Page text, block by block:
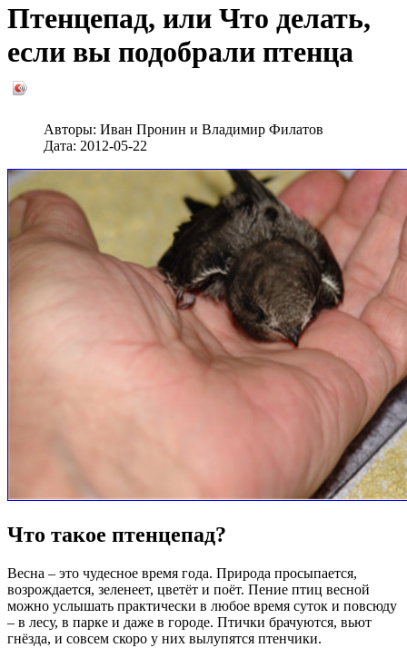
Птенцепад, или Что делать,
если вы подобрали птенца
Авторы: Иван Пронин и Владимир Филатов
Дата: 2012-05-22
Что такое птенцепад?
Весна – это чудесное время года. Природа просыпается,
возрождается, зеленеет, цветёт и поёт. Пение птиц весной
можно услышать практически в любое время суток и повсюду
– в лесу, в парке и даже в городе. Птички брачуются, вьют
гнёзда, и совсем скоро у них вылупятся птенчики.